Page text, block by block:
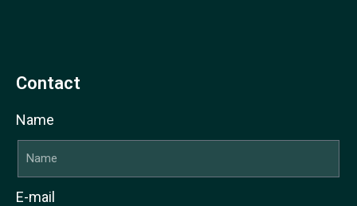
Contact
Name
E-mail